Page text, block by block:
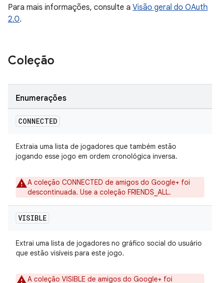
Para mais informações, consulte a Visão geral do OAuth
2.0.
Coleção
Enumerações
CONNECTED
Extraia uma lista de jogadores que também estão
jogando esse jogo em ordem cronológica inversa.
A coleção CONNECTED de amigos do Google+ foi
descontinuada. Use a coleção FRIENDS_ALL.
VISIBLE
Extrai uma lista de jogadores no gráfico social do usuário
que estão visíveis para este jogo.
A coleção VISIBLE de amigos do Google+ foi